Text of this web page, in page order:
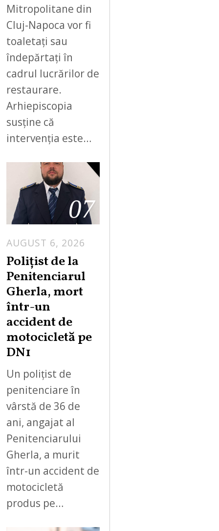
Mitropolitane din
Cluj-Napoca vor fi
toaletați sau
îndepărtați în
cadrul lucrărilor de
restaurare.
Arhiepiscopia
susține că
intervenția este…
07
AUGUST 6, 2026
Polițist de la
Penitenciarul
Gherla, mort
într-un
accident de
motocicletă pe
DN1
Un polițist de
penitenciare în
vârstă de 36 de
ani, angajat al
Penitenciarului
Gherla, a murit
într-un accident de
motocicletă
produs pe…